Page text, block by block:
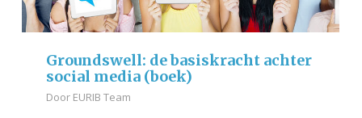
Groundswell: de basiskracht achter
social media (boek)
Door EURIB Team